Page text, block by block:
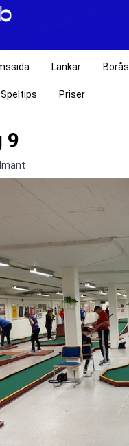
Länkar
Speltips Priser
9